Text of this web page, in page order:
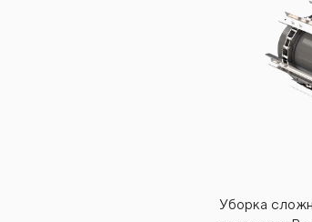
Уборка